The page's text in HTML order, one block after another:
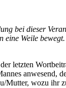
bei dieser
Weile
letzten
Mutter, wozu ihr